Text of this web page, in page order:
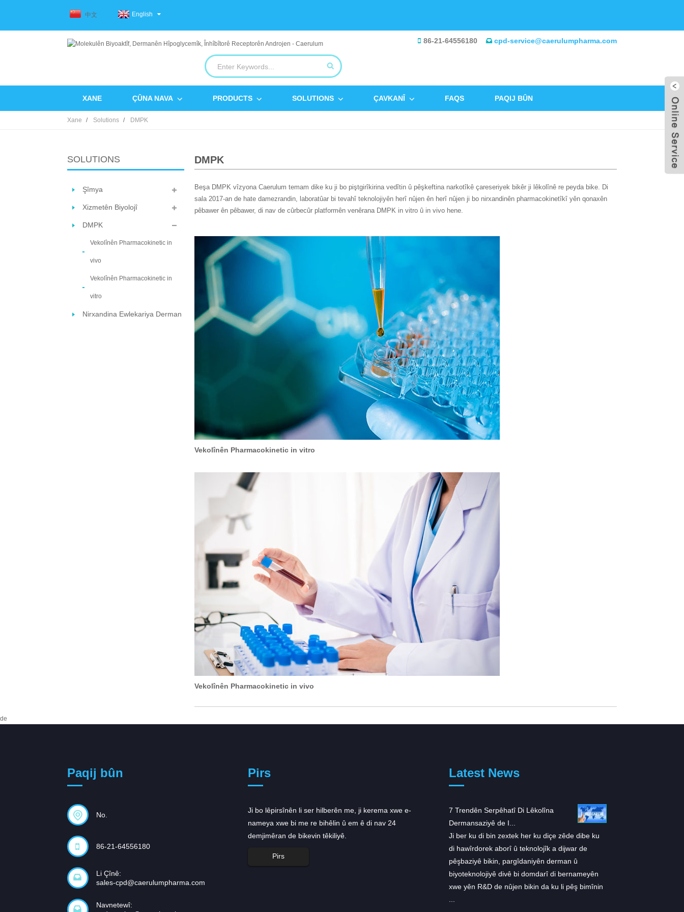
中文 English
86-21-64556180 cpd-service@caerulumpharma.com
XANE ÇÛNA NAVA PRODUCTS SOLUTIONS ÇAVKANÎ FAQS PAQIJ BÛN
Xane Solutions DMPK
SOLUTIONS
Şîmya
Xizmetên Biyolojî
DMPK
Vekolînên Pharmacokinetic in
vivo
Vekolînên Pharmacokinetic in
vitro
Nirxandina Ewlekariya Derman
DMPK
Beşa DMPK vîzyona Caerulum temam dike ku ji bo piştgirîkirina vedîtin û pêşkeftina narkotîkê çareseriyek bikêr ji lêkolînê re peyda bike. Di
sala 2017-an de hate damezrandin, laboratûar bi tevahî teknolojiyên herî nûjen ên herî nûjen ji bo nirxandinên pharmacokinetîkî yên qonaxên
pêbawer ên pêbawer, di nav de cûrbecûr platformên venêrana DMPK in vitro û in vivo hene.
Vekolînên Pharmacokinetic in vitro
Vekolînên Pharmacokinetic in vivo
de
Paqij bûn
No.
86-21-64556180
Li Çînê:
sales-cpd@caerulumpharma.com
Navnetewî:
Pirs
Ji bo lêpirsînên li ser hilberên me, ji kerema xwe e-
nameya xwe bi me re bihêlin û em ê di nav 24
demjimêran de bikevin têkiliyê.
Pirs
Latest News
AstraZeneca ji bo birêkûpêk
zêdekirinek werdigire ...
AstraZeneca roja Sêşemê ji bo portfoliyoya
7 Trendên Serpêhatî Di Lêkolîna
Dermansaziyê de I...
Ji ber ku di bin zextek her ku diçe zêde dibe ku
di hawîrdorek aborî û teknolojîk a dijwar de
pêşbaziyê bikin, pargîdaniyên derman û
biyoteknolojiyê divê bi domdarî di bernameyên
xwe yên R&D de nûjen bikin da ku li pêş bimînin
...